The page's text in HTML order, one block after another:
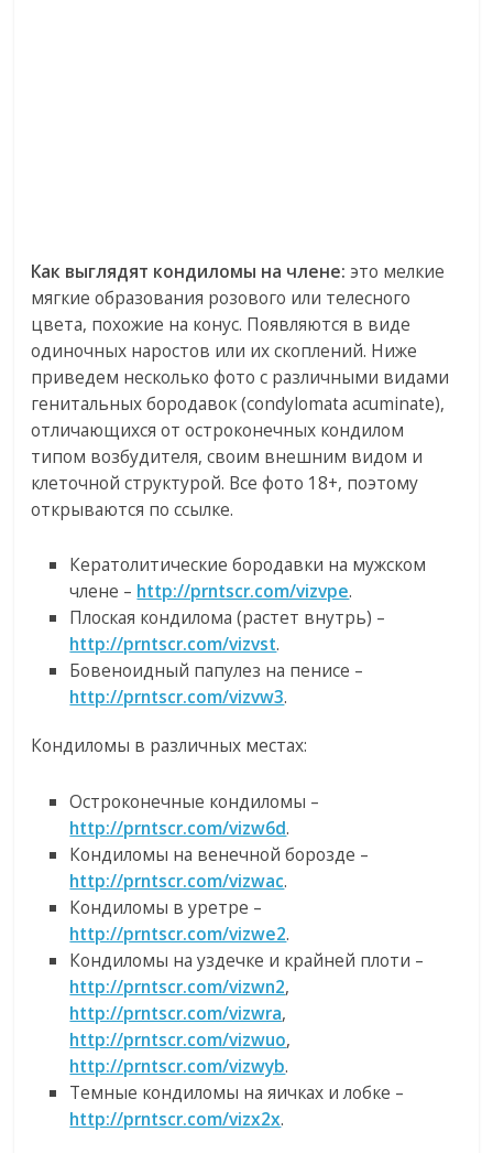
Как выглядят кондиломы на члене: это мелкие
мягкие образования розового или телесного
цвета, похожие на конус. Появляются в виде
одиночных наростов или их скоплений. Ниже
приведем несколько фото с различными видами
генитальных бородавок (condylomata acuminate),
отличающихся от остроконечных кондилом
типом возбудителя, своим внешним видом и
клеточной структурой. Все фото 18+, поэтому
открываются по ссылке.
Кератолитические бородавки на мужском
члене – http://prntscr.com/vizvpe.
Плоская кондилома (растет внутрь) –
http://prntscr.com/vizvst.
Бовеноидный папулез на пенисе –
http://prntscr.com/vizvw3.
Кондиломы в различных местах:
Остроконечные кондиломы –
http://prntscr.com/vizw6d.
Кондиломы на венечной борозде –
http://prntscr.com/vizwac.
Кондиломы в уретре –
http://prntscr.com/vizwe2.
Кондиломы на уздечке и крайней плоти –
http://prntscr.com/vizwn2,
http://prntscr.com/vizwra,
http://prntscr.com/vizwuo,
http://prntscr.com/vizwyb.
Темные кондиломы на яичках и лобке –
http://prntscr.com/vizx2x.